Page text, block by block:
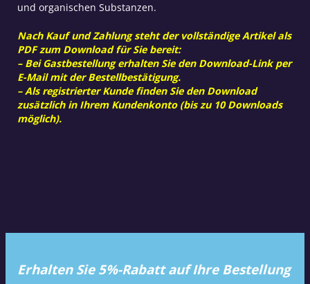
und organischen Substanzen.
Nach Kauf und Zahlung steht der vollständige Artikel als
PDF zum Download für Sie bereit:
– Bei Gastbestellung erhalten Sie den Download-Link per
E-Mail mit der Bestellbestätigung.
– Als registrierter Kunde finden Sie den Download
zusätzlich in Ihrem Kundenkonto (bis zu 10 Downloads
möglich).
Erhalten Sie 5%-Rabatt auf Ihre Bestellung